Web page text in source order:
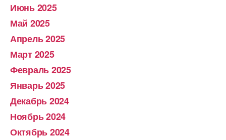
Июнь 2025
Май 2025
Апрель 2025
Март 2025
Февраль 2025
Январь 2025
Декабрь 2024
Ноябрь 2024
Октябрь 2024